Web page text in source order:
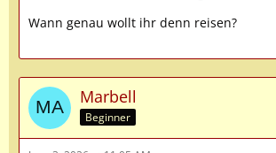
Wann genau wollt ihr denn reisen?
Marbell
Beginner